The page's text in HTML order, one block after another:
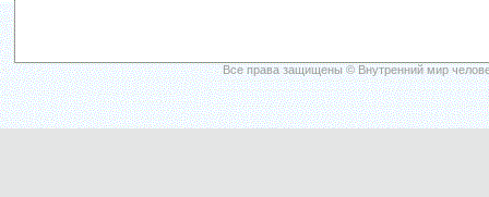
Все права защищены © Внутренний мир